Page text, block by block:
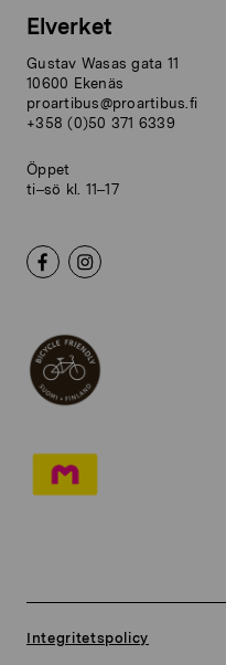
Elverket
Gustav Wasas gata 11
10600 Ekenäs
proartibus@proartibus.fi
+358 (0)50 371 6339
Öppet
ti–sö kl. 11–17
Integritetspolicy